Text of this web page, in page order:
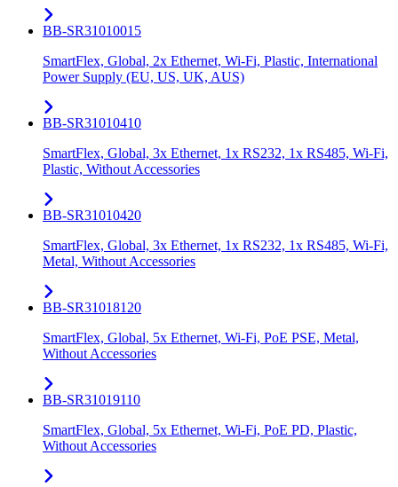
BB-SR31010015
SmartFlex, Global, 2x Ethernet, Wi-Fi, Plastic, International
Power Supply (EU, US, UK, AUS)
BB-SR31010410
SmartFlex, Global, 3x Ethernet, 1x RS232, 1x RS485, Wi-Fi,
Plastic, Without Accessories
BB-SR31010420
SmartFlex, Global, 3x Ethernet, 1x RS232, 1x RS485, Wi-Fi,
Metal, Without Accessories
BB-SR31018120
SmartFlex, Global, 5x Ethernet, Wi-Fi, PoE PSE, Metal,
Without Accessories
BB-SR31019110
SmartFlex, Global, 5x Ethernet, Wi-Fi, PoE PD, Plastic,
Without Accessories